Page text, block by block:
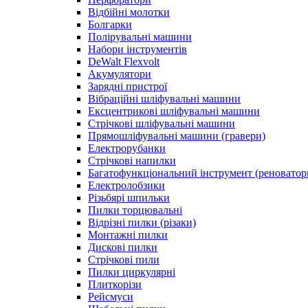
Відбійні молотки
Болгарки
Полірувальні машини
Набори інструментів
DeWalt Flexvolt
Акумулятори
Зарядні пристрої
Вібраційні шліфувальні машини
Ексцентрикові шліфувальні машини
Стрічкові шліфувальні машини
Прямошліфувальні машини (гравери)
Електрорубанки
Стрічкові напилки
Багатофункціональний інструмент
Електролобзики
Різьбярі шпильки
Пилки торцювальні
Відрізні пилки (різаки)
Монтажні пилки
Дискові пилки
Стрічкові пили
Пилки циркулярні
Плиткорізи
Рейсмуси